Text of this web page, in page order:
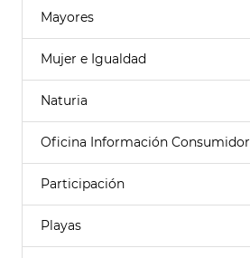
Mayores
Mujer e Igualdad
Naturia
Oficina Información Consumidor
Participación
Playas